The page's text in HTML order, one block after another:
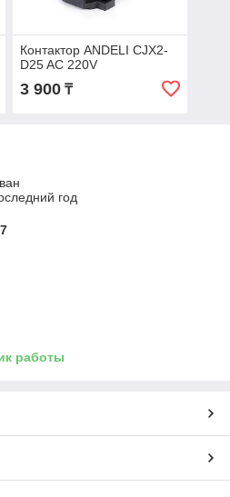
Контактор ANDELI CJX2-
D25 AC 220V
3 900₸
год
работы